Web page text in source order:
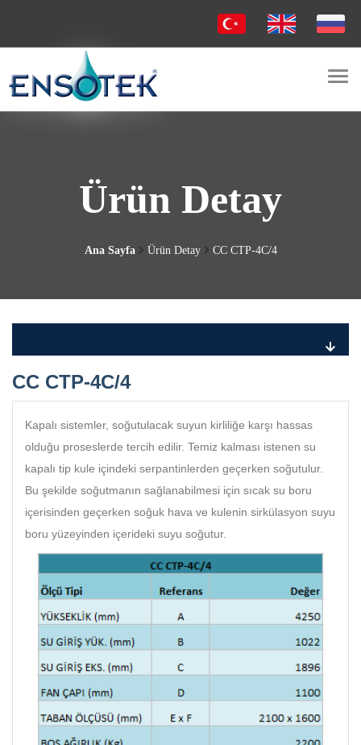
Ürün Detay
Ana Sayfa Ürün Detay CC CTP-4C/4
CC CTP-4C/4
Kapalı sistemler, soğutulacak suyun kirliliğe karşı hassas
olduğu proseslerde tercih edilir. Temiz kalması istenen su
kapalı tip kule içindeki serpantinlerden geçerken soğutulur.
Bu şekilde soğutmanın sağlanabilmesi için sıcak su boru
içerisinden geçerken soğuk hava ve kulenin sirkülasyon suyu
boru yüzeyinden içerideki suyu soğutur.